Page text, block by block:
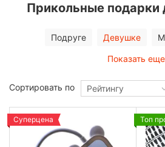
Прикольные подарки
Подруге Девушке
Показать еще
Сортировать по Рейтингу
Суперцена Топ